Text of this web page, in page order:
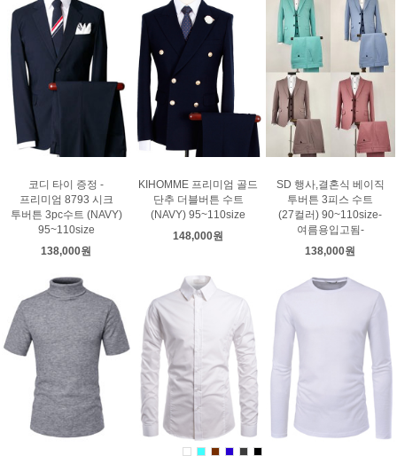
코디 타이 증정 -
프리미엄 8793 시크
투버튼 3pc수트 (NAVY)
95~110size
138,000원
KIHOMME 프리미엄 골드
단추 더블버튼 수트
(NAVY) 95~110size
148,000원
SD 행사,결혼식 베이직
투버튼 3피스 수트
(27컬러) 90~110size-
여름용입고됨-
138,000원